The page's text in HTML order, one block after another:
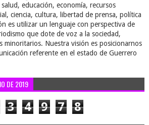
educación, economía, recursos
ciencia, cultura, libertad de prensa, política
es utilizar un lenguaje con perspectiva de
que dote de voz a la sociedad,
minoritarios. Nuestra visión es posicionarnos
referente en el estado de Guerrero
DE 2019
3 4 9 7 8